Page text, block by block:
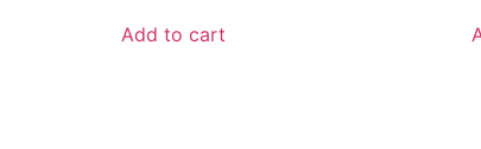
Add to cart